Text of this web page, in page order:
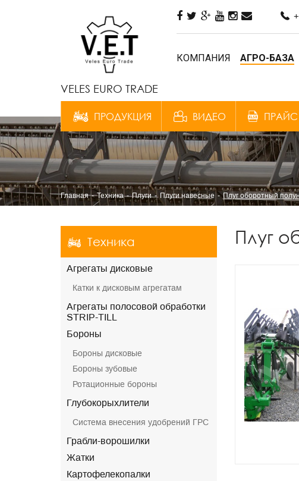
VELES EURO TRADE
КОМПАНИЯ АГРО-БАЗА
ПРОДУКЦИЯ ВИДЕО ПРАЙС
Главная Техника Плуги Плуги навесные Плуг оборотный
Техника
Агрегаты дисковые
Катки к дисковым агрегатам
Агрегаты полосовой обработки
STRIP-TILL
Бороны
Бороны дисковые
Бороны зубовые
Ротационные бороны
Глубокорыхлители
Система внесения удобрений ГРС
Грабли-ворошилки
Жатки
Картофелекопалки
Плуг